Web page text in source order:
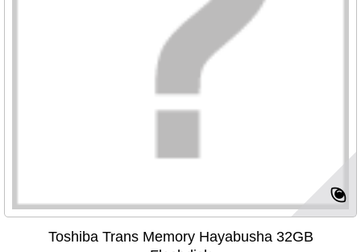
Toshiba Trans Memory Hayabusha 32GB